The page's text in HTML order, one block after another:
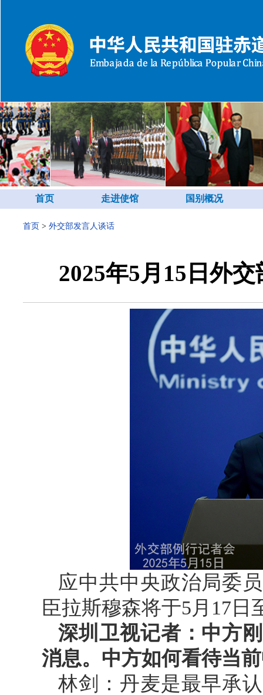
首页 走进使馆 国别概况
首页 > 外交部发言人谈话
2025年5月15日外
应中共中央政治局委
臣拉斯穆森将于5月17日
深圳卫视记者：中方
消息。中方如何看待当
林剑：丹麦是最早承